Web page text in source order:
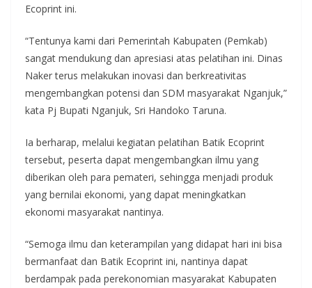
Ecoprint ini.
“Tentunya kami dari Pemerintah Kabupaten (Pemkab)
sangat mendukung dan apresiasi atas pelatihan ini. Dinas
Naker terus melakukan inovasi dan berkreativitas
mengembangkan potensi dan SDM masyarakat Nganjuk,”
kata Pj Bupati Nganjuk, Sri Handoko Taruna.
Ia berharap, melalui kegiatan pelatihan Batik Ecoprint
tersebut, peserta dapat mengembangkan ilmu yang
diberikan oleh para pemateri, sehingga menjadi produk
yang bernilai ekonomi, yang dapat meningkatkan
ekonomi masyarakat nantinya.
“Semoga ilmu dan keterampilan yang didapat hari ini bisa
bermanfaat dan Batik Ecoprint ini, nantinya dapat
berdampak pada perekonomian masyarakat Kabupaten